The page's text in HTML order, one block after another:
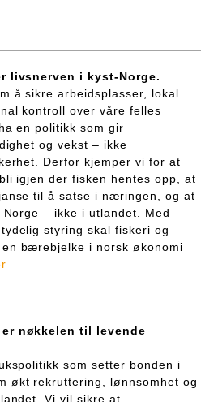
livsnerven i kyst-Norge.
å sikre arbeidsplasser, lokal
kontroll over våre felles
en politikk som gir
og vekst – ikke
Derfor kjemper vi for at
igjen der fisken hentes opp, at
til å satse i næringen, og at
– ikke i utlandet. Med
styring skal fiskeri og
bærebjelke i norsk økonomi
nøkkelen til levende
som setter bonden i
økt rekruttering, lønnsomhet og
Vi vil sikre at